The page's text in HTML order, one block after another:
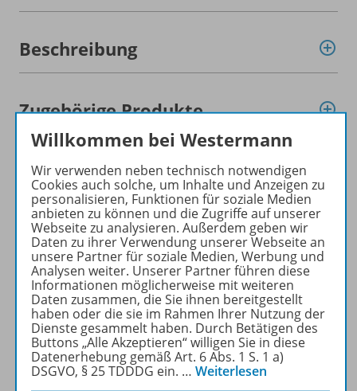
Beschreibung
Zugehörige Produkte
Lösungen
Auch in Paketen erhältlich
Empfehlungen der Redaktion
Benachrichtigungs-Service
Willkommen bei Westermann
Wir verwenden neben technisch notwendigen
Cookies auch solche, um Inhalte und Anzeigen zu
personalisieren, Funktionen für soziale Medien
anbieten zu können und die Zugriffe auf unserer
Webseite zu analysieren. Außerdem geben wir
Daten zu ihrer Verwendung unserer Webseite an
unsere Partner für soziale Medien, Werbung und
Analysen weiter. Unserer Partner führen diese
Informationen möglicherweise mit weiteren
Daten zusammen, die Sie ihnen bereitgestellt
haben oder die sie im Rahmen Ihrer Nutzung der
Dienste gesammelt haben. Durch Betätigen des
Buttons „Alle Akzeptieren“ willigen Sie in diese
Datenerhebung gemäß Art. 6 Abs. 1 S. 1 a)
DSGVO, § 25 TDDDG ein. … Weiterlesen